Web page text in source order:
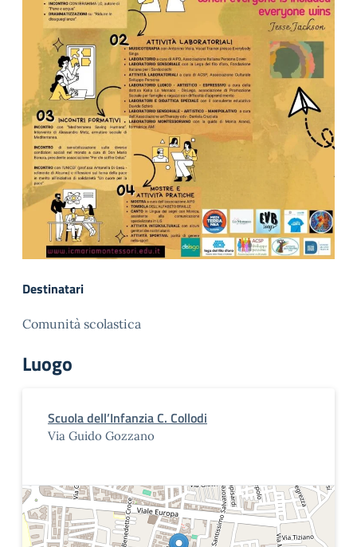
Destinatari
Comunità scolastica
Luogo
Scuola dell’Infanzia C. Collodi
Via Guido Gozzano